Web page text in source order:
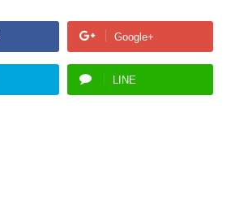
Google+
LINE